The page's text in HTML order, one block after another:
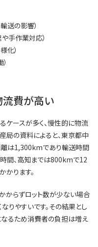
送の影響）
手作業対応）
化）
費が高い
ースが多く、慢性的に物流
局の資料によると、東京都中
離は1,300kmであり輸送時間
間、高知までは800kmで12
ります。
からずロット数が少ない場合
りやすいです。その結果とし
るため消費者の負担は増え